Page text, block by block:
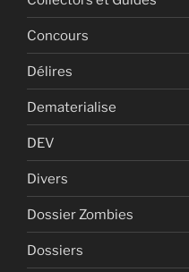
Concours
Délires
Dematerialise
DEV
Divers
Dossier Zombies
Dossiers